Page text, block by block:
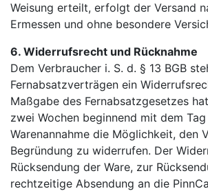
Weisung erteilt, erfolgt der Versand
Ermessen und ohne besondere
6. Widerrufsrecht und Rücknahme
Dem Verbraucher i. S. d. § 13 BGB
Fernabsatzverträgen ein
Maßgabe des Fernabsatzgesetzes
zwei Wochen beginnend mit dem
Warenannahme die Möglichkeit, den
Begründung zu widerrufen. Der
Rücksendung der Ware, zur
rechtzeitige Absendung an die